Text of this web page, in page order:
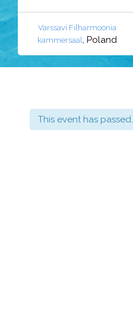
Varssavi Filharmoonia
kammersaal, Poland
This event has passed.